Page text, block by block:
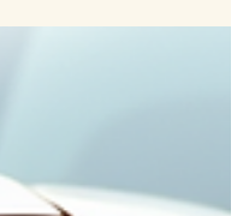
mais do que simples meios de
um estilo de vida, uma
de...